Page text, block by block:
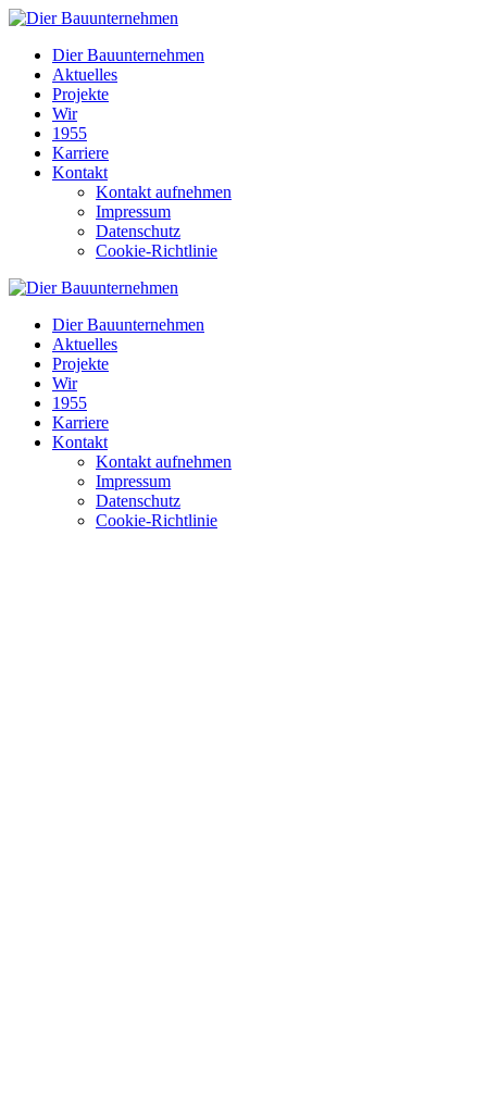
Dier Bauunternehmen
Aktuelles
Projekte
Wir
1955
Karriere
Kontakt
Kontakt aufnehmen
Impressum
Datenschutz
Cookie-Richtlinie
Dier Bauunternehmen
Aktuelles
Projekte
Wir
1955
Karriere
Kontakt
Kontakt aufnehmen
Impressum
Datenschutz
Cookie-Richtlinie